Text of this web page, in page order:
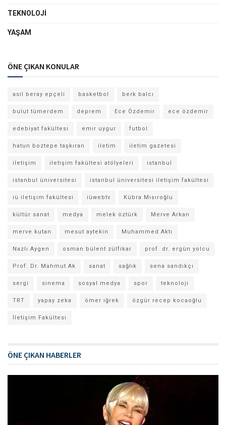
TEKNOLOJI
YAŞAM
ÖNE ÇIKAN KONULAR
asil beray epçeli basketbol berk balcı
bulut tümerdem deprem Ece Özdemir ece özdemir
edebiyat fakültesi emir uygur futbol
hatun boztepe taşkıran iletim iletim gazetesi
iletişim iletişim fakültesi atölyeleri istanbul
istanbul üniversitesi istanbul üniversitesi iletişim fakültesi
iü iletişim fakültesi iüwebtv Kübra Mısıroğlu
kültür sanat medya melek öztürk Merve Arkan
merve kutan mesut aytekin Muhammed Aktı
Nazlı Aygen osman bülent zülfikar prof. dr. ergün yolcu
Prof. Dr. Mahmut Ak sanat sağlık sena sandıkçı
sergi sinema sosyal medya spor teknoloji
TRT yapay zeka ömer iğrek özgür recep kocaoğlu
İletişim Fakültesi
ÖNE ÇIKAN HABERLER